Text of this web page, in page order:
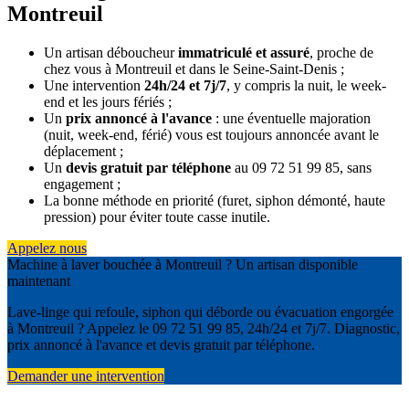
Montreuil
Un artisan déboucheurimmatriculé et assuré, proche de
chez vous à Montreuil et dans le Seine-Saint-Denis ;
Une intervention 24h/24 et 7j/7, y compris la nuit, le week-
end et les jours fériés ;
Un prix annoncé à l'avance : une éventuelle majoration
(nuit, week-end, férié) vous est toujours annoncée avant le
déplacement ;
Un devis gratuit par téléphone au 09 72 51 99 85, sans
engagement ;
La bonne méthode en priorité (furet, siphon démonté, haute
pression) pour éviter toute casse inutile.
Appelez nous
Machine à laver bouchée à Montreuil ? Un artisan disponible
maintenant
Lave-linge qui refoule, siphon qui déborde ou évacuation engorgée
à Montreuil ? Appelez le 09 72 51 99 85, 24h/24 et 7j/7. Diagnostic,
prix annoncé à l'avance et devis gratuit par téléphone.
Demander une intervention